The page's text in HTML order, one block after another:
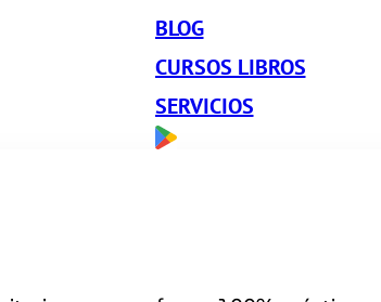
BLOG
CURSOS LIBROS
SERVICIOS